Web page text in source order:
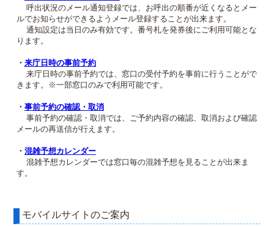
呼出状況のメール通知登録では、お呼出の順番が近くなるとメー
ルでお知らせができるようメール登録することが出来ます。
通知設定は当日のみ有効です。番号札を発券後にご利用可能とな
ります。
・ 来庁日時の事前予約
来庁日時の事前予約では、窓口の受付予約を事前に行うことがで
きます。※一部窓口のみで利用可能です。
・ 事前予約の確認・取消
事前予約の確認・取消では、ご予約内容の確認、取消および確認
メールの再送信が行えます。
・ 混雑予想カレンダー
混雑予想カレンダーでは窓口毎の混雑予想を見ることが出来ま
す。
モバイルサイトのご案内